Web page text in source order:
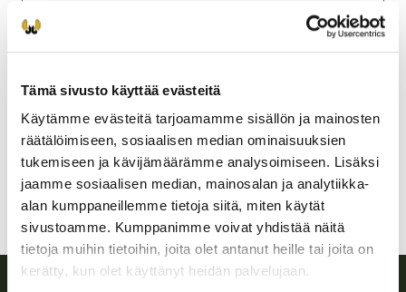
Tämä sivusto käyttää evästeitä
Käytämme evästeitä tarjoamamme sisällön ja mainosten
räätälöimiseen, sosiaalisen median ominaisuuksien
tukemiseen ja kävijämäärämme analysoimiseen. Lisäksi
jaamme sosiaalisen median, mainosalan ja analytiikka-
alan kumppaneillemme tietoja siitä, miten käytät
sivustoamme. Kumppanimme voivat yhdistää näitä
tietoja muihin tietoihin, joita olet antanut heille tai joita on
kerätty, kun olet käyttänyt heidän palvelujaan.
Pohjois-Karjala
0405672988
tuupovaara@rhy.riista.fi